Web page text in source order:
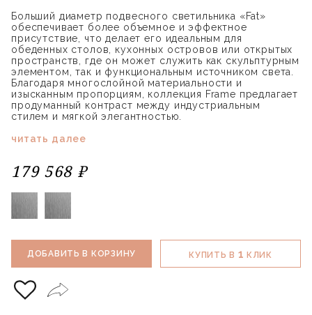
Больший диаметр подвесного светильника «Fat»
обеспечивает более объемное и эффектное
присутствие, что делает его идеальным для
обеденных столов, кухонных островов или открытых
пространств, где он может служить как скульптурным
элементом, так и функциональным источником света.
Благодаря многослойной материальности и
изысканным пропорциям, коллекция Frame предлагает
продуманный контраст между индустриальным
стилем и мягкой элегантностью.
читать далее
179 568 ₽
ДОБАВИТЬ В КОРЗИНУ КУПИТЬ В 1 КЛИК